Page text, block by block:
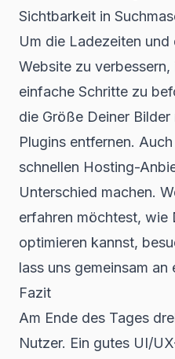
Sichtbarkeit in
Um die Ladezeiten
Website zu
einfache Schritte zu
die Größe Deiner
Plugins entfernen.
schnellen Hosting-
Unterschied machen.
erfahren möchtest, wie
optimieren kannst,
lass uns gemeinsam
Fazit
Am Ende des Tages
Nutzer. Ein gutes UI/